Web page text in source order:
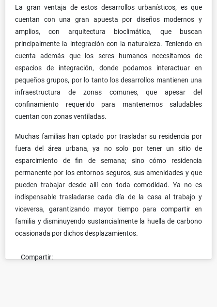
La gran ventaja de estos desarrollos urbanísticos, es que
cuentan con una gran apuesta por diseños modernos y
amplios, con arquitectura bioclimática, que buscan
principalmente la integración con la naturaleza. Teniendo en
cuenta además que los seres humanos necesitamos de
espacios de integración, donde podamos interactuar en
pequeños grupos, por lo tanto los desarrollos mantienen una
infraestructura de zonas comunes, que apesar del
confinamiento requerido para mantenernos saludables
cuentan con zonas ventiladas.
Muchas familias han optado por trasladar su residencia por
fuera del área urbana, ya no solo por tener un sitio de
esparcimiento de fin de semana; sino cómo residencia
permanente por los entornos seguros, sus amenidades y que
pueden trabajar desde allí con toda comodidad. Ya no es
indispensable trasladarse cada día de la casa al trabajo y
viceversa, garantizando mayor tiempo para compartir en
familia y disminuyendo sustancialmente la huella de carbono
ocasionada por dichos desplazamientos.
Compartir: